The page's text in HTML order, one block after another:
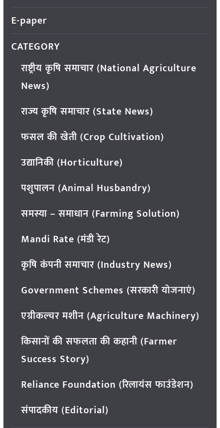
E-paper
CATEGORY
राष्ट्रीय कृषि समाचार (National Agriculture
News)
राज्य कृषि समाचार (State News)
फसल की खेती (Crop Cultivation)
उद्यानिकी (Horticulture)
पशुपालन (Animal Husbandry)
समस्या – समाधान (Farming Solution)
Mandi Rate (मंडी रेट)
कृषि कंपनी समाचार (Industry News)
Government Schemes (सरकारी योजनाएं)
एग्रीकल्चर मशीन (Agriculture Machinery)
किसानों की सफलता की कहानी (Farmer
Success Story)
Reliance Foundation (रिलायंस फाउंडेशन)
संपादकीय (Editorial)